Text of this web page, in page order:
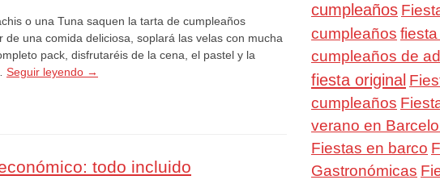
o una Tuna saquen la tarta de cumpleaños
de una comida deliciosa, soplará las velas con mucha
pack, disfrutaréis de la cena, el pastel y la
Seguir leyendo →
todo incluido
cumpleaños
cumpleaños
cumpleaños de
fiesta original
cumpleaños
verano en
Fiestas en barco
Gastronómicas